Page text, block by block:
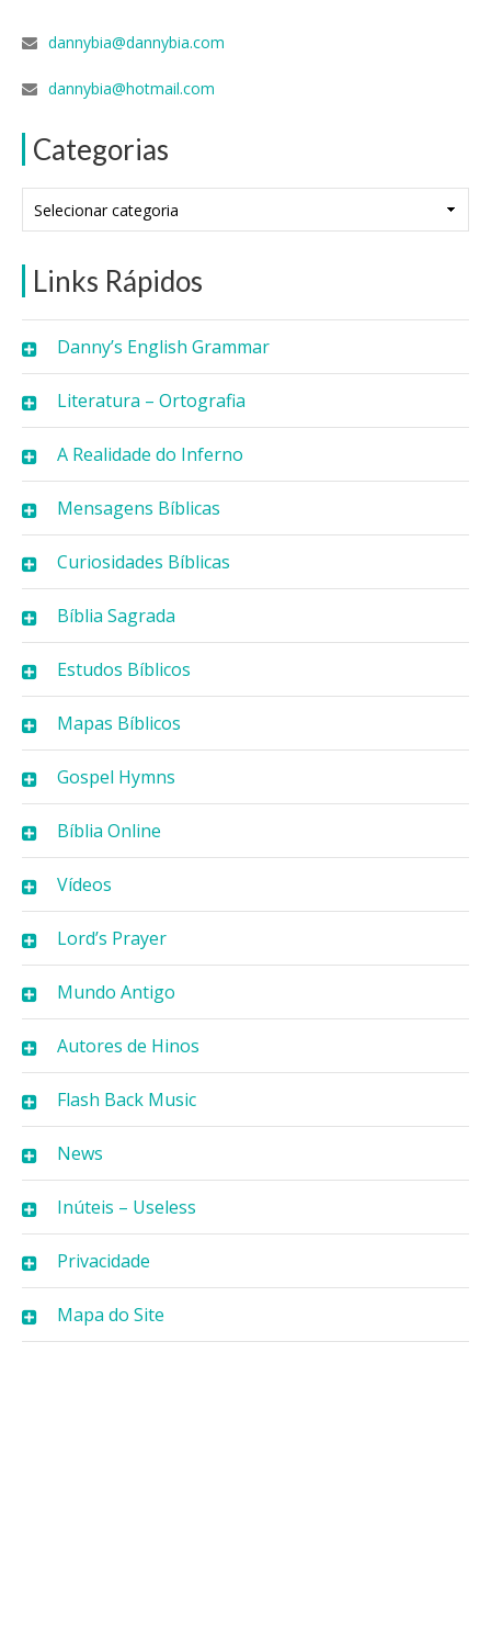
dannybia@dannybia.com
dannybia@hotmail.com
Categorias
Links Rápidos
Danny’s English Grammar
Literatura – Ortografia
A Realidade do Inferno
Mensagens Bíblicas
Curiosidades Bíblicas
Bíblia Sagrada
Estudos Bíblicos
Mapas Bíblicos
Gospel Hymns
Bíblia Online
Vídeos
Lord’s Prayer
Mundo Antigo
Autores de Hinos
Flash Back Music
News
Inúteis – Useless
Privacidade
Mapa do Site